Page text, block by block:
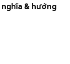
nghĩa & hướng